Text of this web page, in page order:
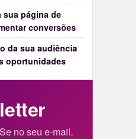
sua página de
conversões
da sua audiência
oportunidades
no seu e-mail.